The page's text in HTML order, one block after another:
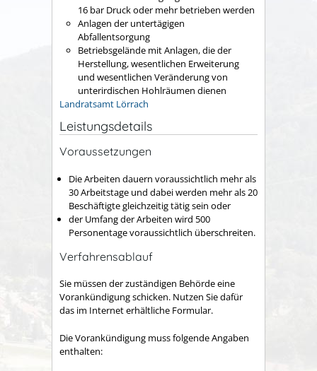
16 bar Druck oder mehr betrieben werden
Anlagen der untertägigen
Abfallentsorgung
Betriebsgelände mit Anlagen, die der
Herstellung, wesentlichen Erweiterung
und wesentlichen Veränderung von
unterirdischen Hohlräumen dienen
Landratsamt Lörrach
Leistungsdetails
Voraussetzungen
Die Arbeiten dauern voraussichtlich mehr als
30 Arbeitstage und dabei werden mehr als 20
Beschäftigte gleichzeitig tätig sein oder
der Umfang der Arbeiten wird 500
Personentage voraussichtlich überschreiten.
Verfahrensablauf
Sie müssen der zuständigen Behörde eine
Vorankündigung schicken. Nutzen Sie dafür
das im Internet erhältliche Formular.
Die Vorankündigung muss folgende Angaben
enthalten: